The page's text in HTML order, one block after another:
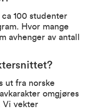
100 studenter
Hvor mange
avhenger av antall
ut fra norske
omgjøres
Vi vekter